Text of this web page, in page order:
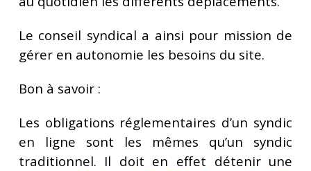
Le conseil syndical a ainsi pour mission de
gérer en autonomie les besoins du site.
Bon à savoir :
Les obligations réglementaires d’un syndic
en ligne sont les mêmes qu’un syndic
traditionnel. Il doit en effet détenir une